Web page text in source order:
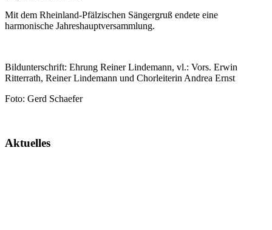
Mit dem Rheinland-Pfälzischen Sängergruß endete eine
harmonische Jahreshauptversammlung.
Bildunterschrift: Ehrung Reiner Lindemann, vl.: Vors. Erwin
Ritterrath, Reiner Lindemann und Chorleiterin Andrea Ernst
Foto: Gerd Schaefer
Aktuelles